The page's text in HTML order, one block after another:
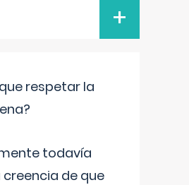
+
respetar la
todavía
creencia de que